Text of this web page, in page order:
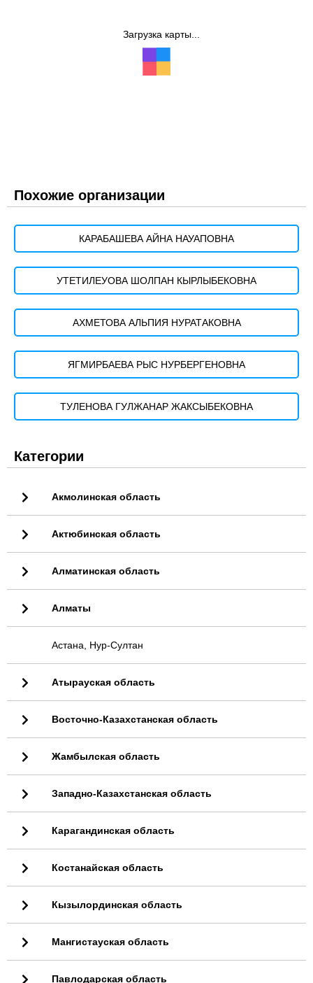
Загрузка карты...
Похожие организации
КАРАБАШЕВА АЙНА НАУАПОВНА
УТЕТИЛЕУОВА ШОЛПАН КЫРЛЫБЕКОВНА
АХМЕТОВА АЛЬПИЯ НУРАТАКОВНА
ЯГМИРБАЕВА РЫС НУРБЕРГЕНОВНА
ТУЛЕНОВА ГУЛЖАНАР ЖАКСЫБЕКОВНА
Категории
Акмолинская область
Актюбинская область
Алматинская область
Алматы
Астана, Нур-Султан
Атырауская область
Восточно-Казахстанская область
Жамбылская область
Западно-Казахстанская область
Карагандинская область
Костанайская область
Кызылординская область
Мангистауская область
Павлодарская область